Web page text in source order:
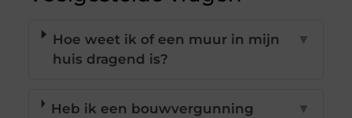
Hoe weet ik of een muur in mijn
huis dragend is?
▼
Heb ik een bouwvergunning
▼